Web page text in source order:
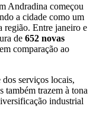
Andradina começou
a cidade como um
região. Entre janeiro e
de 652 novas
em comparação ao
serviços locais,
também trazem à tona
industrial